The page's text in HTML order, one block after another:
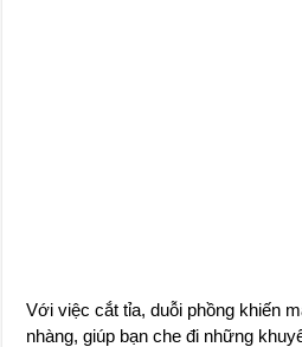
Với việc cắt tỉa, duỗi phồng khiến
nhàng, giúp bạn che đi những